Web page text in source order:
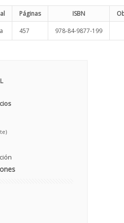
Páginas ISBN
457 978-84-9877-199